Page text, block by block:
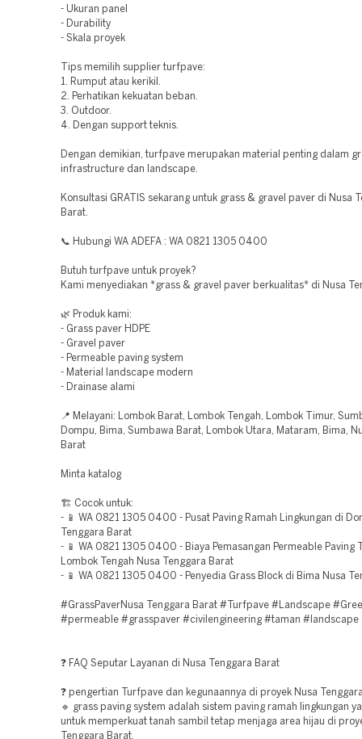
- Ukuran panel
- Durability
- Skala proyek
Tips memilih supplier turfpave:
1. Rumput atau kerikil.
2. Perhatikan kekuatan beban.
3. Outdoor.
4. Dengan support teknis.
Dengan demikian, turfpave merupakan material penting dalam
infrastructure dan landscape.
Konsultasi GRATIS sekarang untuk grass & gravel paver di Nusa
Barat.
📞 Hubungi WA ADEFA : WA 0821 1305 0400
Butuh turfpave untuk proyek?
Kami menyediakan *grass & gravel paver berkualitas* di Nusa
🌿 Produk kami:
- Grass paver HDPE
- Gravel paver
- Permeable paving system
- Material landscape modern
- Drainase alami
📍 Melayani: Lombok Barat, Lombok Tengah, Lombok Timur,
Dompu, Bima, Sumbawa Barat, Lombok Utara, Mataram, Bima,
Barat
Minta katalog
🏗️ Cocok untuk:
- 📱 WA 0821 1305 0400 - Pusat Paving Ramah Lingkungan di
Tenggara Barat
- 📱 WA 0821 1305 0400 - Biaya Pemasangan Permeable Paving
Lombok Tengah Nusa Tenggara Barat
- 📱 WA 0821 1305 0400 - Penyedia Grass Block di Bima Nusa
#GrassPaverNusa Tenggara Barat #Turfpave #Landscape
#permeable #grasspaver #civilengineering #taman #landscape
❓ FAQ Seputar Layanan di Nusa Tenggara Barat
❓ pengertian Turfpave dan kegunaannya di proyek Nusa
🔹 grass paving system adalah sistem paving ramah lingkungan
untuk memperkuat tanah sambil tetap menjaga area hijau di
Tenggara Barat.